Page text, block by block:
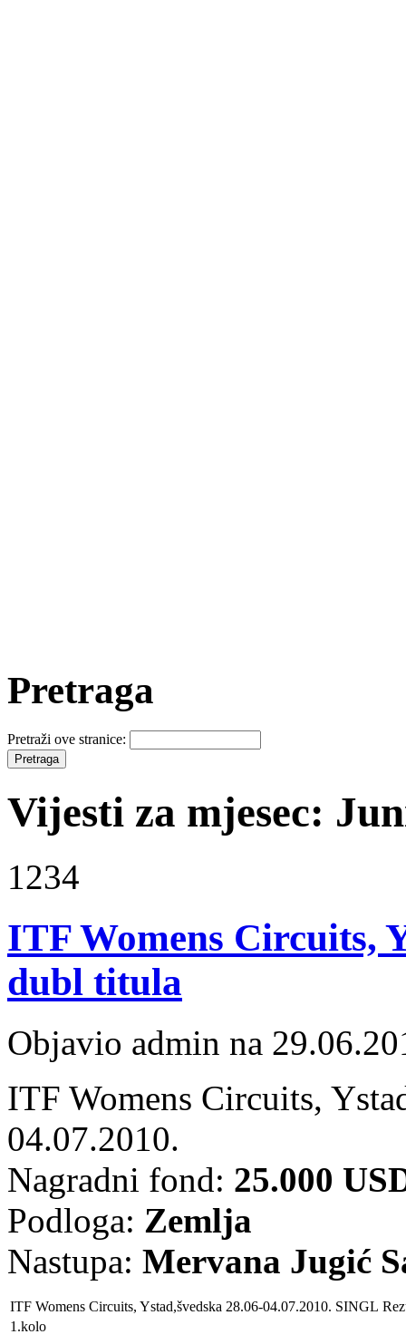
Pretraga
Pretraži ove stranice:
Vijesti za mjesec:
1234
ITF Womens Circuits,
dubl titula
Objavio admin na
ITF Womens Circuits,
04.07.2010.
Nagradni fond: 25.000
Podloga: Zemlja
Nastupa: Mervana Jugić
ITF Womens Circuits, Ystad,švedska 28.06-04.07.2010. SINGL
1.kolo